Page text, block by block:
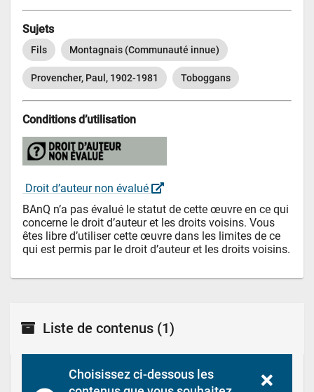
Sujets
Fils Montagnais (Communauté innue)
Provencher, Paul, 1902-1981 Toboggans
Conditions d’utilisation
Droit d’auteur non évalué
BAnQ n’a pas évalué le statut de cette œuvre en ce qui
concerne le droit d’auteur et les droits voisins. Vous
êtes libre d’utiliser cette œuvre dans les limites de ce
qui est permis par le droit d’auteur et les droits voisins.
Liste de contenus (1)
Choisissez ci-dessous les